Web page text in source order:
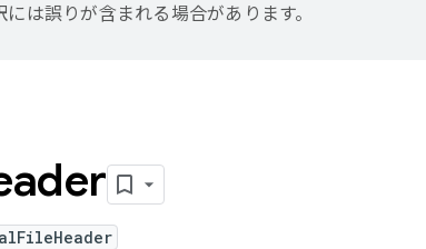
は誤りが含まれる場合があります。